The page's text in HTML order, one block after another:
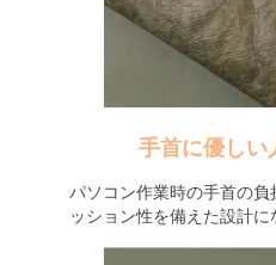
手首に優しい
パソコン作業時の手首の負
ッション性を備えた設計に